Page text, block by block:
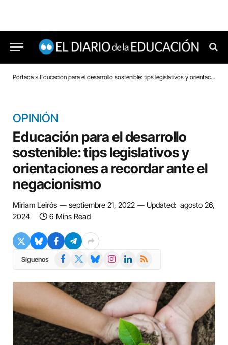
Portada » Educación para el desarrollo sostenible: tips legislativos y orientaciones a recordar ante el negacionismo
OPINIÓN
Educación para el desarrollo
sostenible: tips legislativos y
orientaciones a recordar ante el
negacionismo
Miriam Leirós septiembre 21, 2022 Updated: agosto 26,
2024
6 Mins Read
Síguenos Facebook BlueskyInstagramLinkedIn
RSS